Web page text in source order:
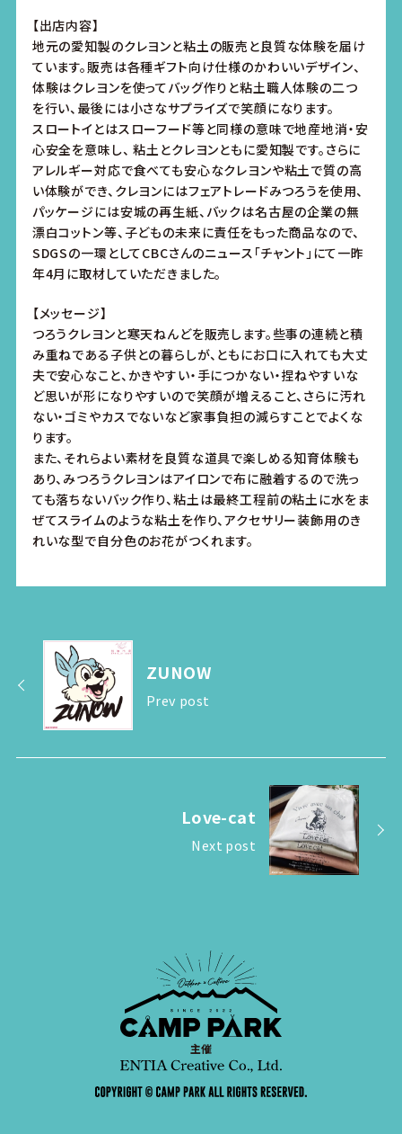
【出店内容】
地元の愛知製のクレヨンと粘土の販売と良質な体験を届け
ています。販売は各種ギフト向け仕様のかわいいデザイン、
体験はクレヨンを使ってバッグ作りと粘土職人体験の二つ
を行い、最後には小さなサプライズで笑顔になります。
スロートイとはスローフード等と同様の意味で地産地消・安
心安全を意味し、 粘土とクレヨンともに愛知製です。さらに
アレルギー対応で食べても安心なクレヨンや粘土で質の高
い体験ができ、クレヨンにはフェアトレードみつろうを使用、
パッケージには安城の再生紙、バックは名古屋の企業の無
漂白コットン等、子どもの未来に責任をもった商品なので、
SDGSの一環としてCBCさんのニュース「チャント」にて一昨
年4月に取材していただきました。
【メッセージ】
つろうクレヨンと寒天ねんどを販売します。些事の連続と積
み重ねである子供との暮らしが、ともにお口に入れても大丈
夫で安心なこと、かきやすい・手につかない・捏ねやすいな
ど思いが形になりやすいので笑顔が増えること、さらに汚れ
ない・ゴミやカスでないなど家事負担の減らすことでよくな
ります。
また、それらよい素材を良質な道具で楽しめる知育体験も
あり、みつろうクレヨンはアイロンで布に融着するので洗っ
ても落ちないバック作り、粘土は最終工程前の粘土に水をま
ぜてスライムのような粘土を作り、アクセサリー装飾用のき
れいな型で自分色のお花がつくれます。
ZUNOW
Prev post
Love-cat
Next post
主催